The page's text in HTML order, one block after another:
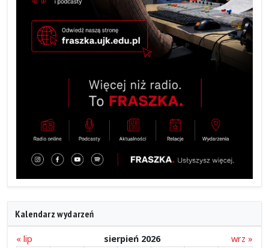
Kalendarz wydarzeń
« lip sierpień 2026
wrz »